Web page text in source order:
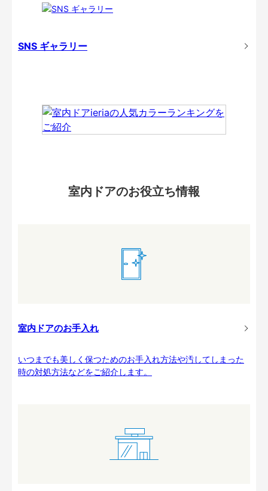
SNS ギャラリー
室内ドアのお役立ち情報
室内ドアのお手入れ
いつまでも美しく保つためのお手入れ方法や汚してしまった
時の対処方法などをご紹介します。